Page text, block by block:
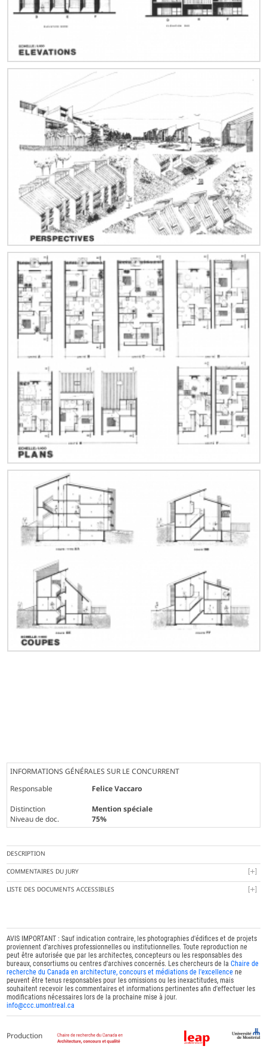
INFORMATIONS GÉNÉRALES SUR LE CONCURRENT
Responsable
Felice Vaccaro
Distinction
Mention spéciale
Niveau de doc.
75%
DESCRIPTION
COMMENTAIRES DU JURY
LISTE DES DOCUMENTS ACCESSIBLES
AVIS IMPORTANT : Sauf indication contraire, les photographies d'édifices et de projets
proviennent d'archives professionnelles ou institutionnelles. Toute reproduction ne
peut être autorisée que par les architectes, concepteurs ou les responsables des
bureaux, consortiums ou centres d'archives concernés. Les chercheurs de laChaire de
recherche du Canada en architecture, concours et médiations de l'excellence ne
peuvent être tenus responsables pour les omissions ou les inexactitudes, mais
souhaitent recevoir les commentaires et informations pertinentes afin d'effectuer les
modifications nécessaires lors de la prochaine mise à jour.
info@ccc.umontreal.ca
Production